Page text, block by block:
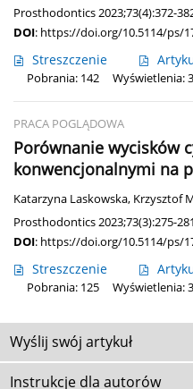
Prosthodontics 2023;73(4):372-
DOI: https://doi.org/10.5114/ps/
Streszczenie
Pobrania: 142
Wyświetlenia:
PRACA POGLĄDOWA
Porównanie wycisków
konwencjonalnymi na
Katarzyna Laskowska, Krzysztof
Prosthodontics 2023;73(3):275-281
DOI: https://doi.org/10.5114/ps/
Streszczenie
Pobrania: 125
Wyświetlenia:
Wyślij swój artykuł
Instrukcje dla autorów